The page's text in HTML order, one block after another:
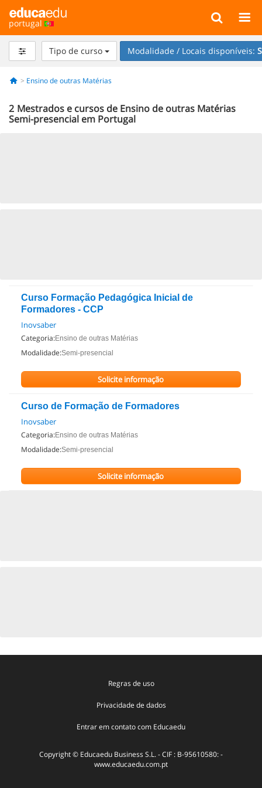
portugal
Tipo de curso Modalidade / Locais disponíveis:
Ensino de outras Matérias
2 Mestrados e cursos de Ensino de outras Matérias
Semi-presencial em Portugal
Curso Formação Pedagógica Inicial de
Formadores - CCP
Inovsaber
Categoria:Ensino de outras Matérias
Modalidade:Semi-presencial
Solicite informação
Curso de Formação de Formadores
Inovsaber
Categoria:Ensino de outras Matérias
Modalidade:Semi-presencial
Solicite informação
Regras de uso
Privacidade de dados
Entrar em contato com Educaedu
Copyright © Educaedu Business S.L. - CIF : B-95610580: -
www.educaedu.com.pt